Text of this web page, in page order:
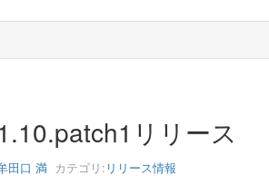
リリース
田口 満カテゴリ: リリース情報